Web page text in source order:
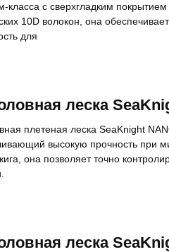
класса с сверхгладким
10D волокон, она
для
леска
плетеная леска SeaKnight
высокую прочность при
она позволяет точно
леска